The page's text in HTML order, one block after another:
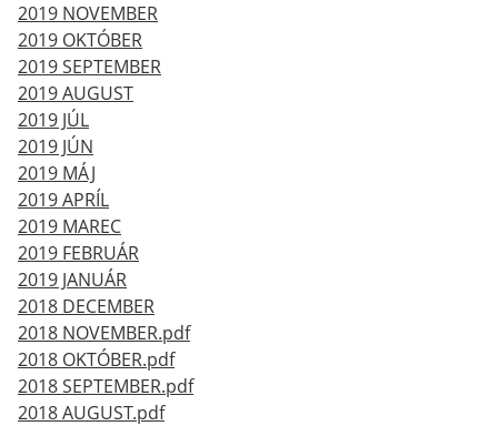
2019 NOVEMBER
2019 OKTÓBER
2019 SEPTEMBER
2019 AUGUST
2019 JÚL
2019 JÚN
2019 MÁJ
2019 APRÍL
2019 MAREC
2019 FEBRUÁR
2019 JANUÁR
2018 DECEMBER
2018 NOVEMBER.pdf
2018 OKTÓBER.pdf
2018 SEPTEMBER.pdf
2018 AUGUST.pdf